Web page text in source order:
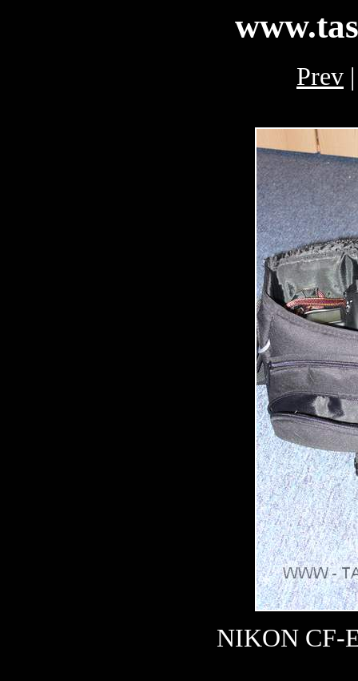
Prev
NIKON CF-